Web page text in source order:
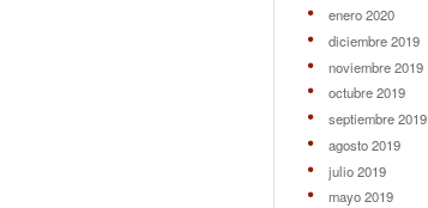
enero 2020
diciembre 2019
noviembre 2019
octubre 2019
septiembre 2019
agosto 2019
julio 2019
mayo 2019